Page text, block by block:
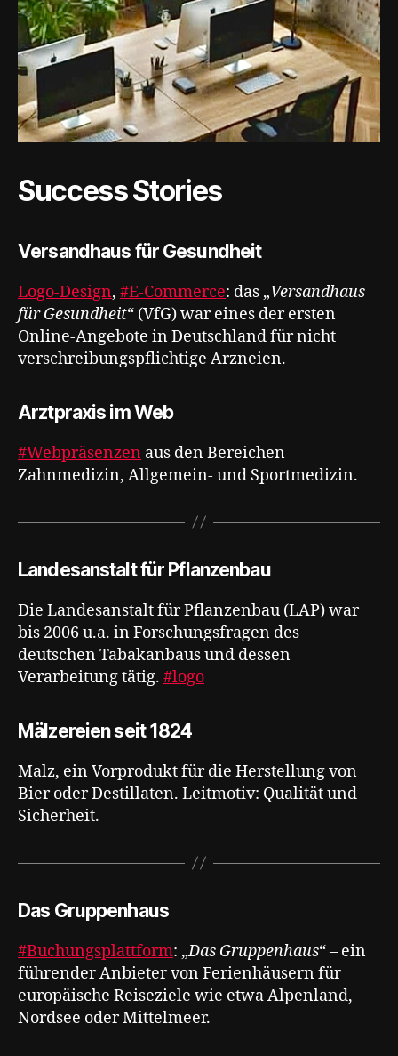
Success Stories
Versandhaus für Gesundheit
Logo-Design, #E-Commerce: das „Versandhaus
für Gesundheit“ (VfG) war eines der ersten
Online-Angebote in Deutschland für nicht
verschreibungspflichtige Arzneien.
Arztpraxis im Web
#Webpräsenzen aus den Bereichen
Zahnmedizin, Allgemein- und Sportmedizin.
Landesanstalt für Pflanzenbau
Die Landesanstalt für Pflanzenbau (LAP) war
bis 2006 u.a. in Forschungsfragen des
deutschen Tabakanbaus und dessen
Verarbeitung tätig. #logo
Mälzereien seit 1824
Malz, ein Vorprodukt für die Herstellung von
Bier oder Destillaten. Leitmotiv: Qualität und
Sicherheit.
Das Gruppenhaus
#Buchungsplattform: „Das Gruppenhaus“ – ein
führender Anbieter von Ferienhäusern für
europäische Reiseziele wie etwa Alpenland,
Nordsee oder Mittelmeer.